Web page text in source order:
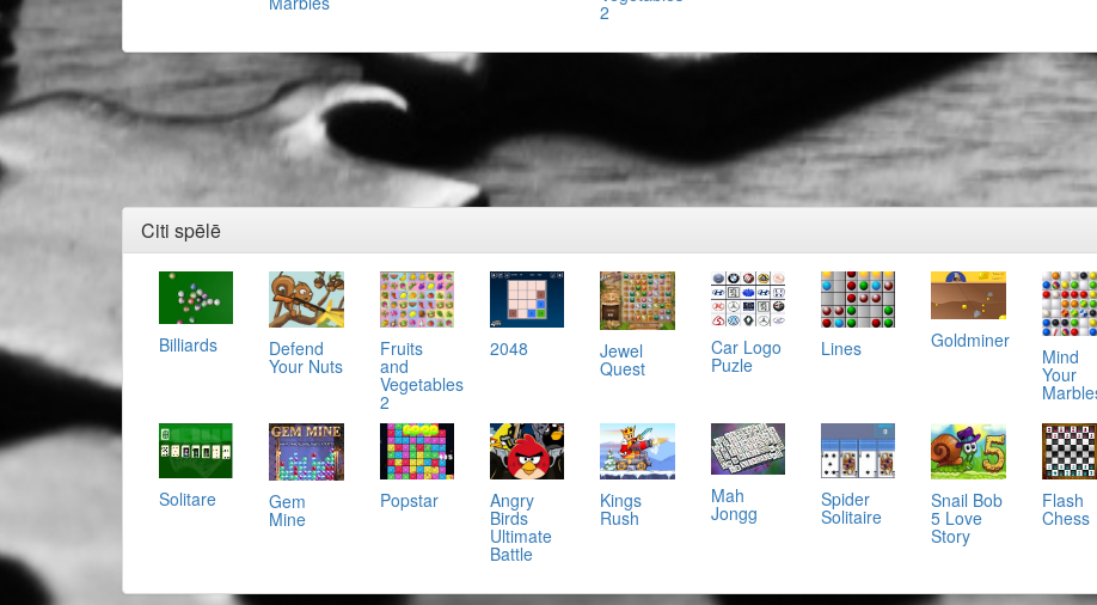
2
Citi spēlē
Billiards Defend
Your Nuts
Fruits
and
Vegetables
2
2048 Jewel
Quest
Car Logo
Puzle
Lines Goldminer
Mind
Your
Solitare Gem
Mine
Popstar Angry
Birds
Ultimate
Battle
Kings
Rush
Mah
Jongg
Spider
Solitaire
Snail Bob
5 Love
Story
Flash
Chess